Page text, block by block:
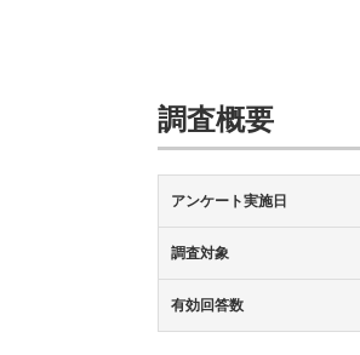
調査概要
アンケート実施日
調査対象
有効回答数